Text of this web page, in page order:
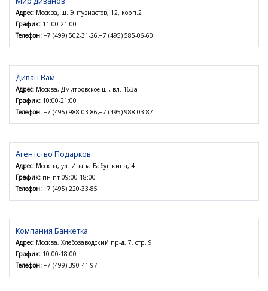
Адрес: Москва, ш. Энтузиастов, 12, корп.2
График: 11:00-21:00
Телефон: +7 (499) 502-31-26,+7 (495) 585-06-60
Диван Вам
Адрес: Москва, Дмитровское ш., вл. 163а
График: 10:00-21:00
Телефон: +7 (495) 988-03-86,+7 (495) 988-03-87
Агентство Подарков
Адрес: Москва, ул. Ивана Бабушкина, 4
График: пн-пт 09:00-18:00
Телефон: +7 (495) 220-33-85
Компания Банкетка
Адрес: Москва, Хлебозаводский пр-д, 7, стр. 9
График: 10:00-18:00
Телефон: +7 (499) 390-41-97